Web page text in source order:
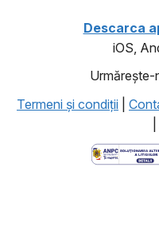
Descarca
iOS,
Urmăreşte-
Termeni şi condiţii